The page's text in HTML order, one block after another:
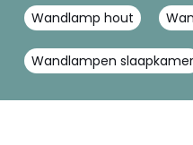
Wandlamp hout
Wandlampen slaapkamer